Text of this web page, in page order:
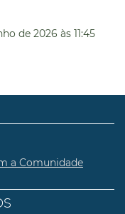
de 2026 às 11:45
a Comunidade